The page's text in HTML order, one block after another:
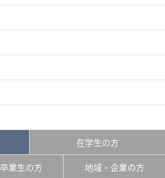
在学生の方
卒業生の方 地域・企業の方